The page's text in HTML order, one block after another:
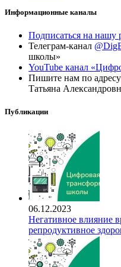
Информационные каналы
Подписаться на нашу
Телеграм-канал
школы»
YouTube канал
Пишите нам по
Татьяна
Публикации
06.12.2023
Негативное влияние
репродуктивное